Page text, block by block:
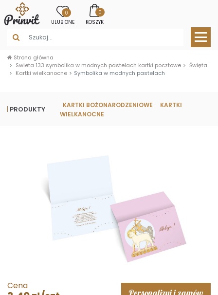
0
ULUBIONE
0
KOSZYK
Strona główna
Swieta 133 symbolika w modnych pastelach kartki pocztowe
Święta
Kartki wielkanocne
Symbolika w modnych pastelach
PRODUKTY KARTKI BOŻONARODZENIOWE
KARTKI
WIELKANOCNE
Cena
Personalizuj i zamów